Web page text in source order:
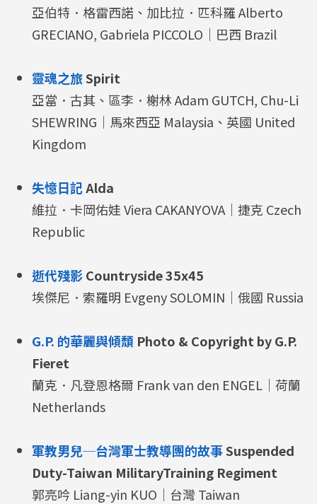
亞伯特．格雷西諾、加比拉．匹科羅 Alberto
GRECIANO, Gabriela PICCOLO｜巴西 Brazil
靈魂之旅Spirit
亞當．古其、區李．榭林 Adam GUTCH, Chu-Li
SHEWRING｜馬來西亞 Malaysia、英國 United
Kingdom
失憶日記Alda
維拉．卡岡佑娃 Viera CAKANYOVA｜捷克 Czech
Republic
逝代殘影Countryside 35x45
埃傑尼．索羅明 Evgeny SOLOMIN｜俄國 Russia
G.P. 的華麗與傾頹 Photo & Copyright by G.P.
Fieret
蘭克．凡登恩格爾 Frank van den ENGEL｜荷蘭
Netherlands
軍教男兒─台灣軍士教導團的故事Suspended
Duty-Taiwan MilitaryTraining Regiment
郭亮吟 Liang-yin KUO｜台灣 Taiwan